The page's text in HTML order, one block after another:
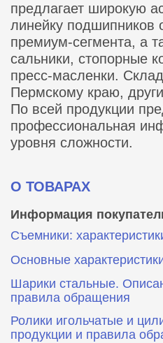
предлагает широкую
линейку подшипников
премиум-сегмента, а
сальники, стопорные
пресс-масленки.
Пермскому краю,
По всей продукции
профессиональная
уровня сложности.
О ТОВАРАХ
Информация
Съемники:
Основные
Шарики стальные.
правила обращения
Ролики игольчатые и
продукции и правила